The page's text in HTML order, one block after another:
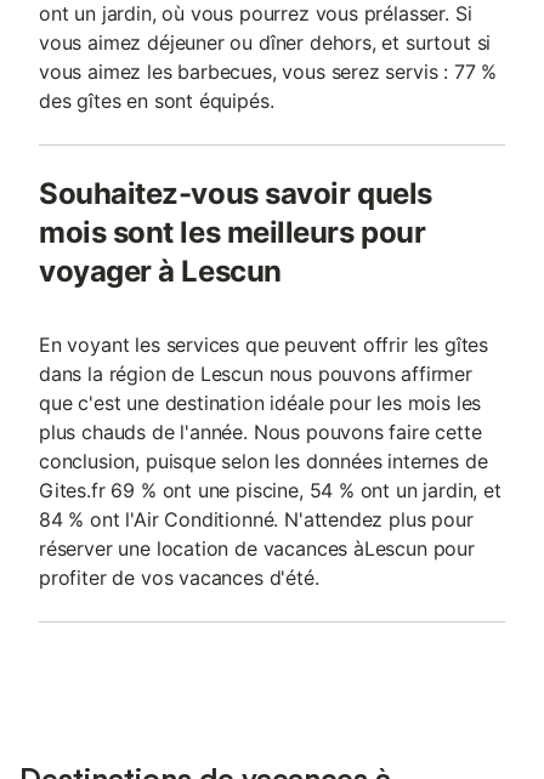
ont un jardin, où vous pourrez vous prélasser. Si
vous aimez déjeuner ou dîner dehors, et surtout si
vous aimez les barbecues, vous serez servis : 77 %
des gîtes en sont équipés.
Souhaitez-vous savoir quels
mois sont les meilleurs pour
voyager à Lescun
En voyant les services que peuvent offrir les gîtes
dans la région de Lescun nous pouvons affirmer
que c'est une destination idéale pour les mois les
plus chauds de l'année. Nous pouvons faire cette
conclusion, puisque selon les données internes de
Gites.fr 69 % ont une piscine, 54 % ont un jardin, et
84 % ont l'Air Conditionné. N'attendez plus pour
réserver une location de vacances àLescun pour
profiter de vos vacances d'été.